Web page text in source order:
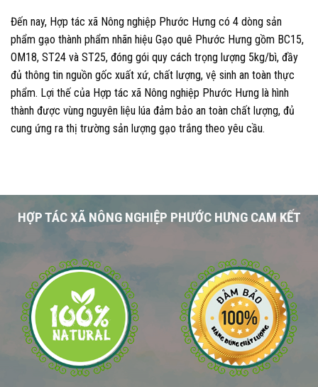
Đến nay, Hợp tác xã Nông nghiệp Phước Hưng có 4 dòng sản
phẩm gạo thành phẩm nhãn hiệu Gạo quê Phước Hưng gồm BC15,
OM18, ST24 và ST25, đóng gói quy cách trọng lượng 5kg/bì, đầy
đủ thông tin nguồn gốc xuất xứ, chất lượng, vệ sinh an toàn thực
phẩm. Lợi thế của Hợp tác xã Nông nghiệp Phước Hưng là hình
thành được vùng nguyên liệu lúa đảm bảo an toàn chất lượng, đủ
cung ứng ra thị trường sản lượng gạo trắng theo yêu cầu.
HỢP TÁC XÃ NÔNG NGHIỆP PHƯỚC HƯNG CAM KẾT